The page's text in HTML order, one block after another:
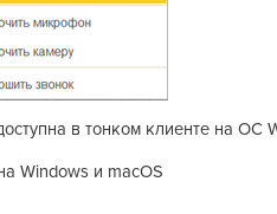
в тонком клиенте на ОС
Windows и macOS